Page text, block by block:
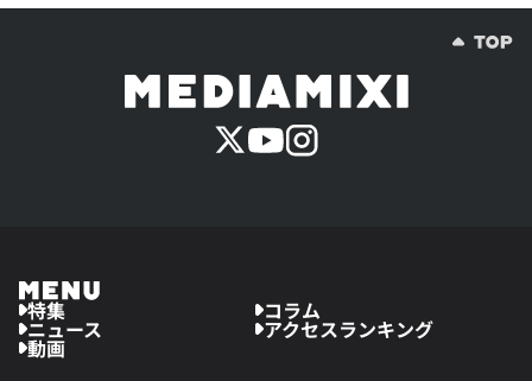
特集 コラム
ニュース アクセスランキング
動画